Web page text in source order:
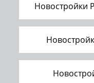
Новостройки